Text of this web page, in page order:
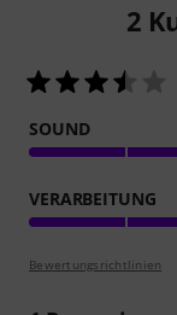
2
SOUND
VERARBEITUNG
Bewertungsrichtlinien